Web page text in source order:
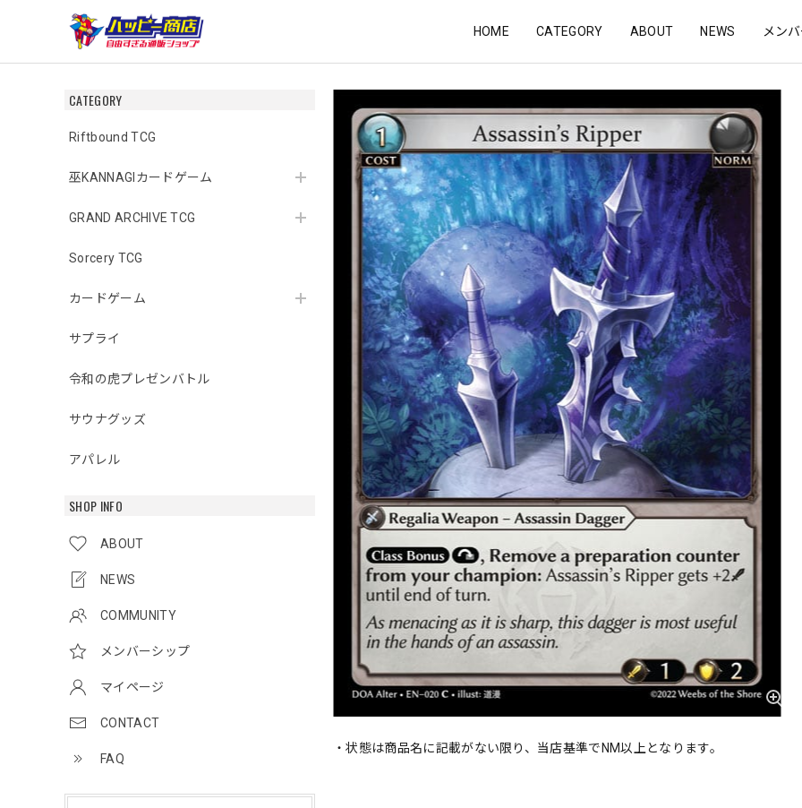
HOME CATEGORY ABOUT NEWS メン
CATEGORY
Riftbound TCG
巫KANNAGIカードゲーム
GRAND ARCHIVE TCG
Sorcery TCG
カードゲーム
サプライ
令和の虎プレゼンバトル
サウナグッズ
アパレル
SHOP INFO
ABOUT
NEWS
COMMUNITY
メンバーシップ
マイページ
CONTACT
FAQ
・状態は商品名に記載がない限り、当店基準でNM以上となります。